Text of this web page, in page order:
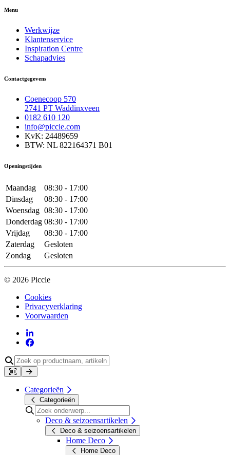
Menu
Werkwijze
Klantenservice
Inspiration Centre
Schapadvies
Contactgegevens
Coenecoop 570
2741 PT Waddinxveen
0182 610 120
info@piccle.com
KvK: 24489659
BTW: NL 822164371 B01
Openingstijden
Maandag
08:30 - 17:00
Dinsdag
08:30 - 17:00
Woensdag 08:30 - 17:00
Donderdag 08:30 - 17:00
Vrijdag
08:30 - 17:00
Zaterdag
Gesloten
Zondag
Gesloten
© 2026 Piccle
Cookies
Privacyverklaring
Voorwaarden
Categorieën
Categorieën
Deco & seizoensartikelen
Deco & seizoensartikelen
Home Deco
Home Deco